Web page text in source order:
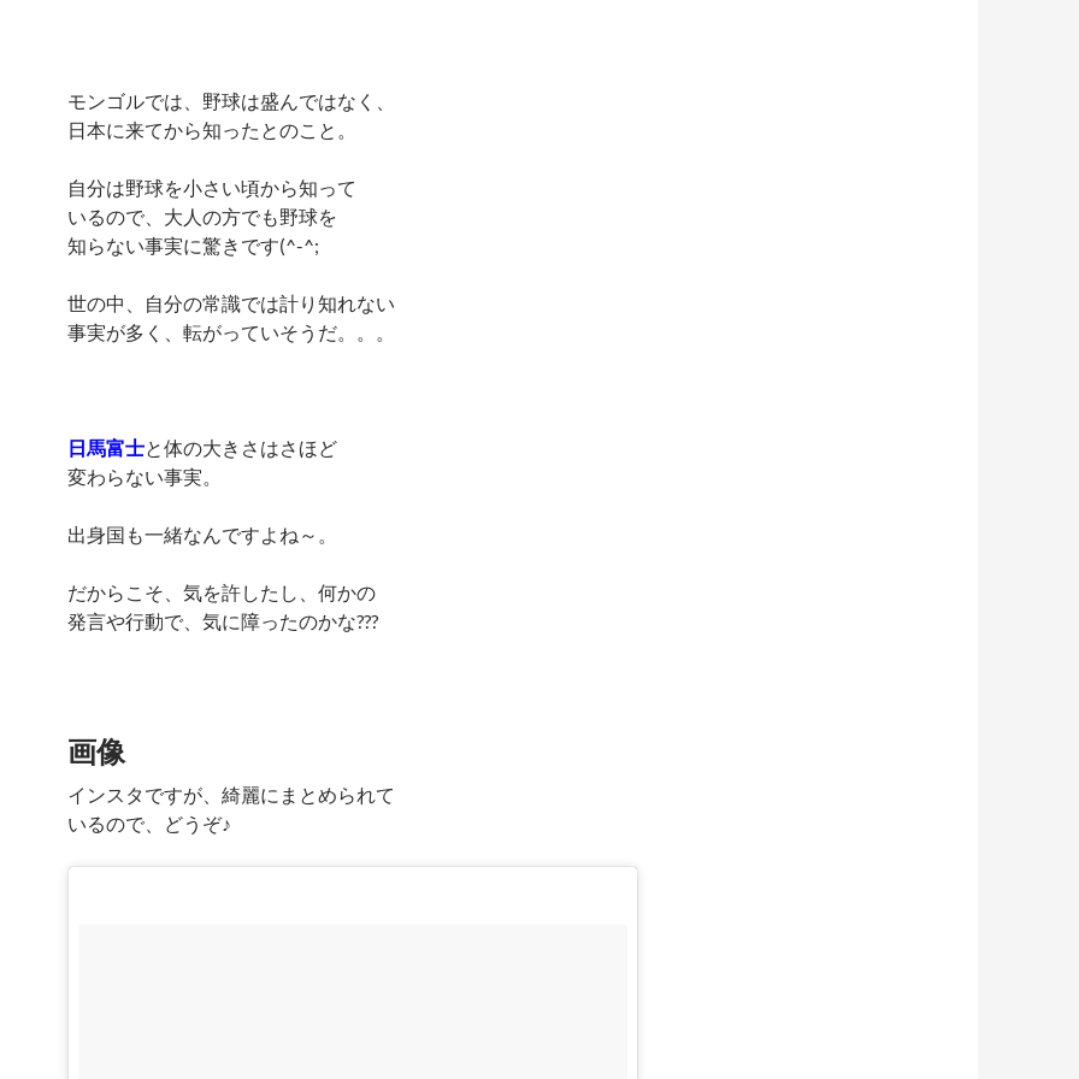
モンゴルでは、野球は盛んではなく、
日本に来てから知ったとのこと。
自分は野球を小さい頃から知って
いるので、大人の方でも野球を
知らない事実に驚きです(^-^;
世の中、自分の常識では計り知れない
事実が多く、転がっていそうだ。。。
日馬富士と体の大きさはさほど
変わらない事実。
出身国も一緒なんですよね～。
だからこそ、気を許したし、何かの
発言や行動で、気に障ったのかな???
画像
インスタですが、綺麗にまとめられて
いるので、どうぞ♪